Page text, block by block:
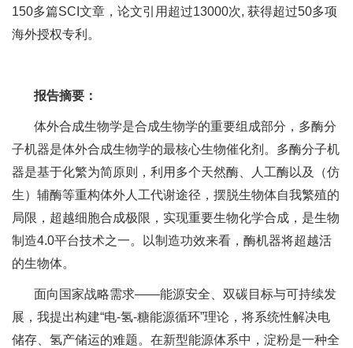
150多篇SCI文章，论文引用超过13000次, 获得超过50多项
海外授权专利。
报告摘要：
体外合成生物学是合成生物学的重要组成部分，多酶分
子机器是体外合成生物学的最核心生物催化剂。多酶分子机
器是基于化繁为简原则，利用多个天然酶、人工酶以及（仿
生）辅酶等重构体外人工代谢途径，摆脱生物体自我繁殖的
局限，超越细胞合成极限，实现重要生物化学合成，是生物
制造4.0平台技术之一。以制造功效来看，酶机器将超越活
的生物体。
面向国家战略需求——能源安全、双碳目标与可持续发
展，我提出构建“电-氢-糖能源循环”理论，将系统性解决电
储存、氢产储运的难题。在新型能源体系中，淀粉是一种全